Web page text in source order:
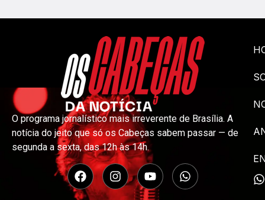
O programa jornalístico mais irreverente de Brasília. A
notícia do jeito que só os Cabeças sabem passar — de
segunda a sexta, das 12h às 14h.